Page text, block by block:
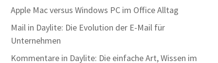
Apple Mac versus Windows PC im Office Alltag
Mail in Daylite: Die Evolution der E-Mail für
Unternehmen
Kommentare in Daylite: Die einfache Art, Wissen im